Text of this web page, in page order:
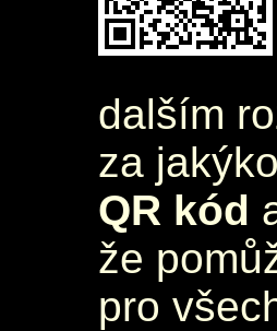
dalším
za
QR kód
že
pro